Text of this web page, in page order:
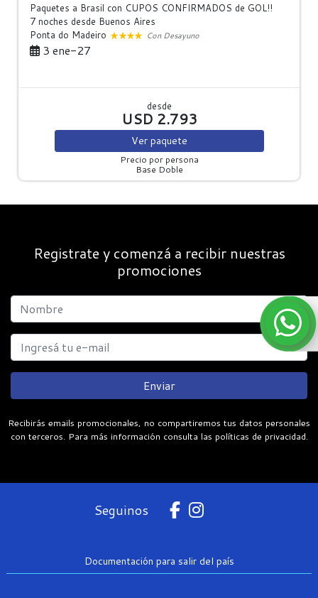
Paquetes a Brasil con CUPOS CONFIRMADOS de GOL!!
7 noches desde Buenos Aires
Ponta do Madeiro
Con Desayuno
3 ene-27
desde
USD 2.793
Ver paquete
Precio por persona
Base Doble
Registrate y comenzá a recibir nuestras
promociones
Enviar
Recibirás emails promocionales, no compartiremos tus datos personales
con terceros. Para más información consulta las políticas de privacidad.
Seguinos
Documentación para salir del país